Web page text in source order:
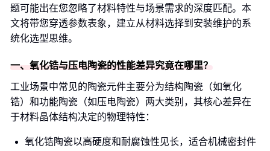
题可能出在您忽略了材料特性与场景需求的深度匹配。本
文将带您穿透参数表象，建立从材料选择到安装维护的系
统化选型思维。
一、氧化锆与压电陶瓷的性能差异究竟在哪里？
工业场景中常见的陶瓷元件主要分为结构陶瓷（如氧化
锆）和功能陶瓷（如压电陶瓷）两大类别，其核心差异在
于材料晶体结构决定的物理特性：
氧化锆陶瓷以高硬度和耐腐蚀性见长，适合机械密封件